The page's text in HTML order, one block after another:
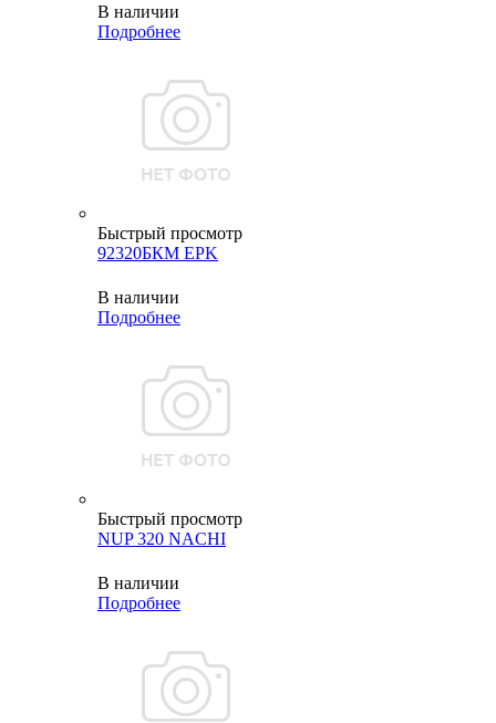
В наличии
Подробнее
Быстрый просмотр
92320БКМ EPK
В наличии
Подробнее
Быстрый просмотр
NUP 320 NACHI
В наличии
Подробнее